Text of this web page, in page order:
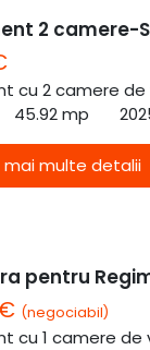
2 camere-
cu 2 camere de
45.92 mp
mai multe detalii
pentru
(negociabil)
cu 1 camere de